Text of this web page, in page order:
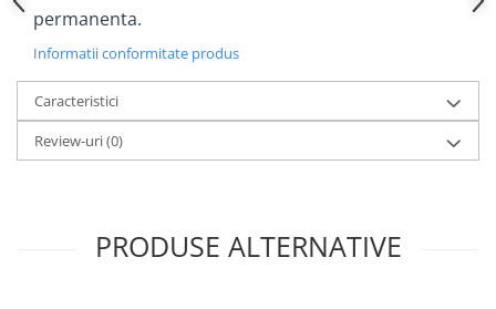
permanenta.
Informatii conformitate produs
Caracteristici
Review-uri(0)
PRODUSE ALTERNATIVE